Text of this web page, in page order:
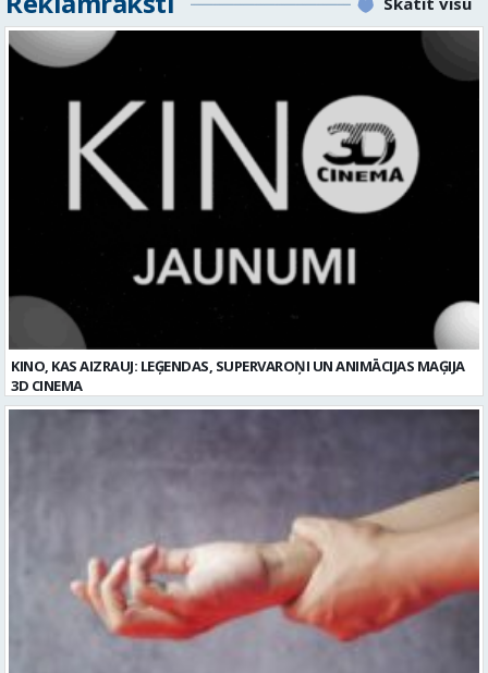
KINO, KAS AIZRAUJ: LEĢENDAS, SUPERVAROŅI UN ANIMĀCIJAS MAĢIJA
3D CINEMA